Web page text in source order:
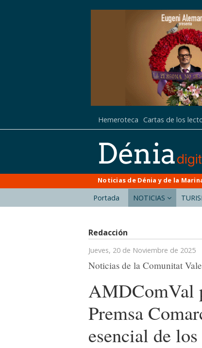
Hemeroteca Cartas de los
Noticias de Dénia y de la
Portada NOTICIAS
Redacción
Jueves, 20 de Noviembre de 2025
Noticias de la Comunitat
AMDComVal
Premsa
esencial de